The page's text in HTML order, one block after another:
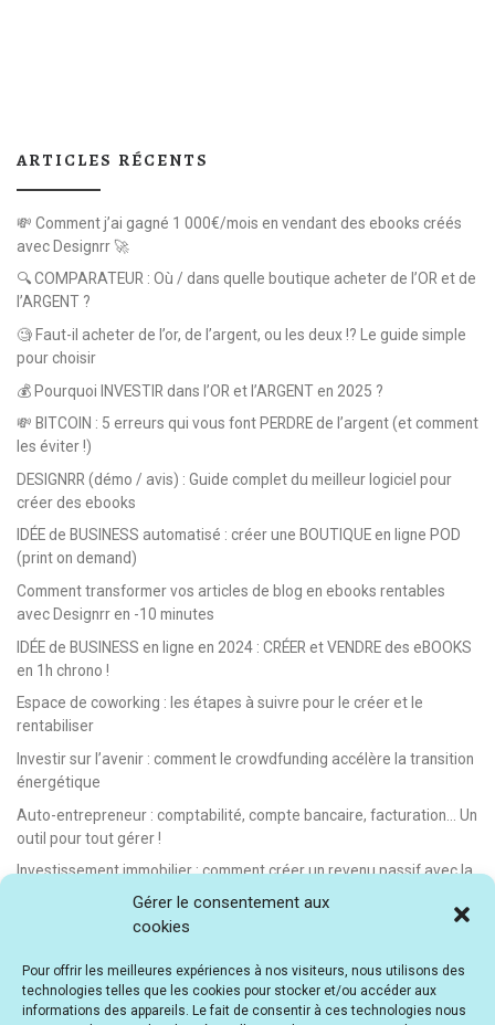
Gérer le consentement aux
cookies
Pour offrir les meilleures expériences à nos visiteurs, nous utilisons des
technologies telles que les cookies pour stocker et/ou accéder aux
informations des appareils. Le fait de consentir à ces technologies nous
ARTICLES RÉCENTS
💸 Comment j’ai gagné 1 000€/mois en vendant des ebooks créés
avec Designrr 🚀
🔍 COMPARATEUR : Où / dans quelle boutique acheter de l’OR et de
l’ARGENT ?
🧐 Faut-il acheter de l’or, de l’argent, ou les deux !? Le guide simple
pour choisir
💰 Pourquoi INVESTIR dans l’OR et l’ARGENT en 2025 ?
💸 BITCOIN : 5 erreurs qui vous font PERDRE de l’argent (et comment
les éviter !)
DESIGNRR (démo / avis) : Guide complet du meilleur logiciel pour
créer des ebooks
IDÉE de BUSINESS automatisé : créer une BOUTIQUE en ligne POD
(print on demand)
Comment transformer vos articles de blog en ebooks rentables
avec Designrr en -10 minutes
IDÉE de BUSINESS en ligne en 2024 : CRÉER et VENDRE des eBOOKS
en 1h chrono !
Espace de coworking : les étapes à suivre pour le créer et le
rentabiliser
Investir sur l’avenir : comment le crowdfunding accélère la transition
énergétique
Auto-entrepreneur : comptabilité, compte bancaire, facturation… Un
outil pour tout gérer !
Investissement immobilier : comment créer un revenu passif avec la
location saisonnière
E-learning : les meilleurs LMS gratuits et payants pour créer et
Idée de business en ligne automatisé : vendre des formations en e-
learning